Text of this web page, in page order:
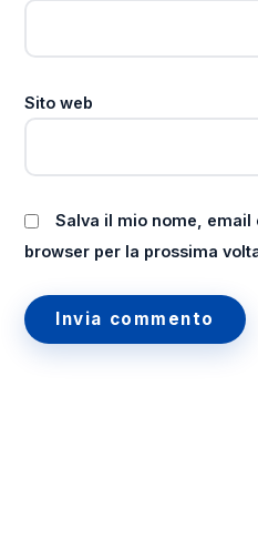
Sito web
Salva il mio nome, email
browser per la prossima